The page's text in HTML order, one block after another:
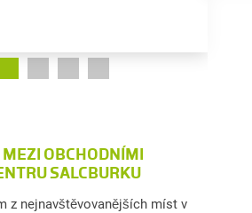
MEZI OBCHODNÍMI
SALCBURKU
z nejnavštěvovanějších míst v